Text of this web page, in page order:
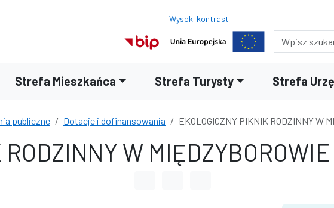
Wysoki kontrast
Normalny rozmiar
Rozmiar czcionki
Rozmiar
Wyszukiwarka
Strefa Mieszkańca Strefa Turysty Strefa
publiczne Dotacje i dofinansowania EKOLOGICZNY PIKNIK RODZINNY W
W MIĘDZYBOROWIE